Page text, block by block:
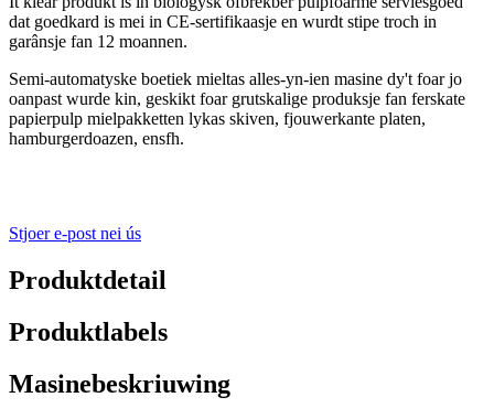
dat goedkard is mei in CE-sertifikaasje en wurdt stipe troch in
garânsje fan 12 moannen.
Semi-automatyske boetiek mieltas alles-yn-ien masine dy't foar jo
oanpast wurde kin, geskikt foar grutskalige produksje fan ferskate
papierpulp mielpakketten lykas skiven, fjouwerkante platen,
hamburgerdoazen, ensfh.
Stjoer e-post nei ús
Produktdetail
Produktlabels
Masinebeskriuwing